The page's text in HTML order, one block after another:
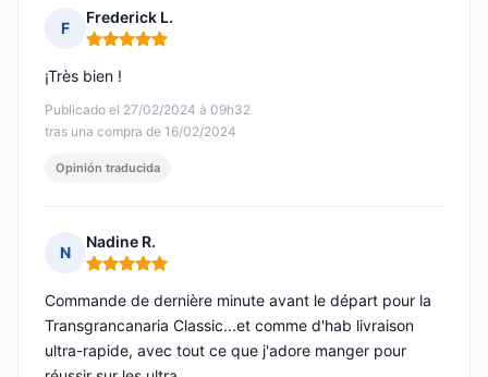
F
Frederick L.
Nota: 5 de 5
Publicado el 27/02/2024 à 09h32
tras una compra de 16/02/2024
¡Très bien !
Opinión traducida
N
Nadine R.
Nota: 5 de 5
Commande de dernière minute avant le départ pour la
Transgrancanaria Classic...et comme d'hab livraison
ultra-rapide, avec tout ce que j'adore manger pour